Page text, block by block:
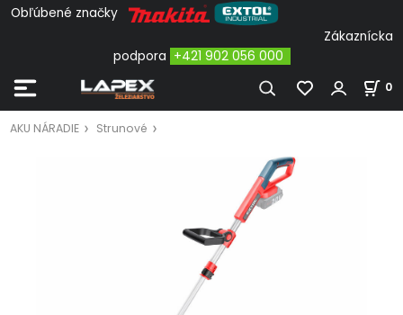
Obľúbené značky
Zákaznícka
podpora +421 902 056 000
0
AKU NÁRADIE Strunové